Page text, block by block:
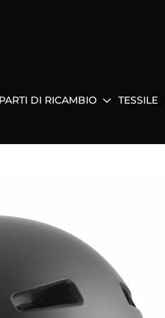
PARTI DI RICAMBIO TESSILE